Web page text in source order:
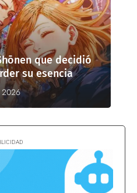
que decidió
su esencia
2026